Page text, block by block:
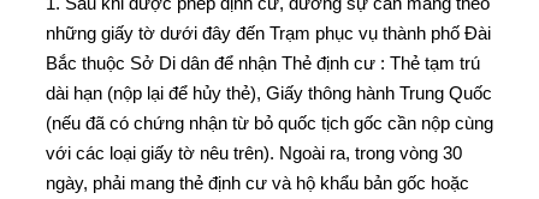
những giấy tờ dưới đây đến Trạm phục vụ thành phố Đài
Bắc thuộc Sở Di dân để nhận Thẻ định cư : Thẻ tạm trú
dài hạn (nộp lại để hủy thẻ), Giấy thông hành Trung Quốc
(nếu đã có chứng nhận từ bỏ quốc tịch gốc cần nộp cùng
với các loại giấy tờ nêu trên). Ngoài ra, trong vòng 30
ngày, phải mang thẻ định cư và hộ khẩu bản gốc hoặc